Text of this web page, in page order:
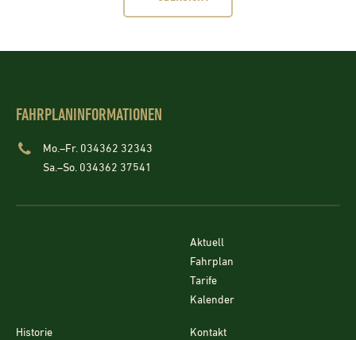
FAHRPLANINFORMATIONEN
Mo.–Fr. 034362 32343
Sa.–So. 034362 37541
Aktuell
Fahrplan
Tarife
Kalender
Historie
Kontakt